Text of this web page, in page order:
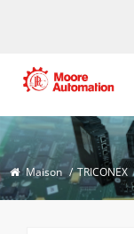
Maison / TRICONEX